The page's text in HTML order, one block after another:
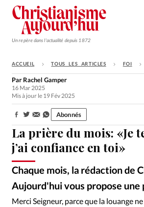
Un repère dans l'actualité depuis 1872
S'ABONNER
Monde
Opinions
Tous les articles
Faire un don
Emploi
Se connecter
ACCUEIL TOUS LES ARTICLES FOI
La prière du mois: «Je
j’ai confiance en toi»
Chaque mois, la rédaction de
Aujourd'hui vous propose une
Par Rachel Gamper
16 Mar 2025
Mis à jour le 19 Fév 2025
Partager: Abonnés
Merci Seigneur, parce que la louange